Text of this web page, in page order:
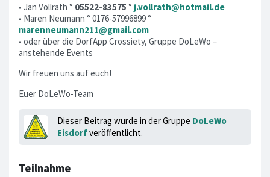
• Jan Vollrath ° 05522-83575 ° j.vollrath@hotmail.de
• Maren Neumann ° 0176-57996899 °
marenneumann211@gmail.com
• oder über die DorfApp Crossiety, Gruppe DoLeWo –
anstehende Events
Wir freuen uns auf euch!
Euer DoLeWo-Team
Dieser Beitrag wurde in der Gruppe DoLeWo
Eisdorfveröffentlicht.